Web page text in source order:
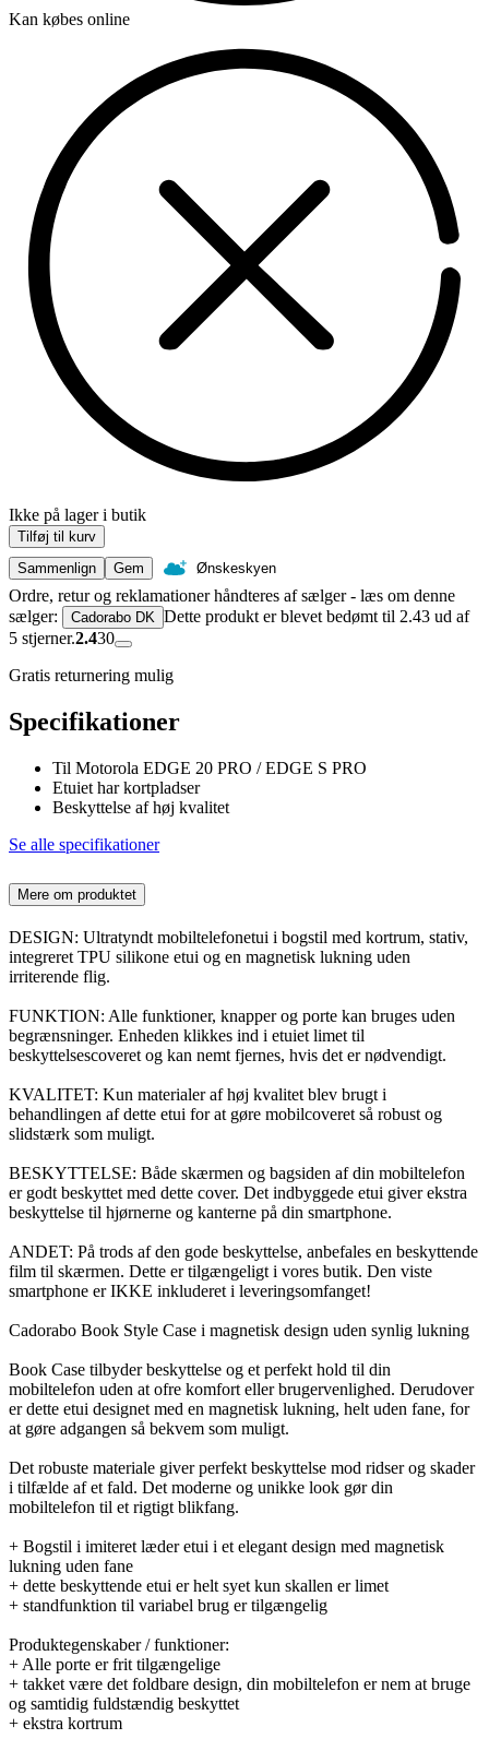
Kan købes online
Ikke på lager i butik
Tilføj til kurv
Sammenlign
Gem Ønskeskyen
Ordre, retur og reklamationer håndteres af sælger - læs om denne
sælger:
Cadorabo DK Dette produkt er blevet bedømt til 2.43 ud af
5 stjerner.2.430
Gratis returnering mulig
Specifikationer
Til Motorola EDGE 20 PRO / EDGE S PRO
Etuiet har kortpladser
Beskyttelse af høj kvalitet
Se alle specifikationer
Mere om produktet
DESIGN: Ultratyndt mobiltelefonetui i bogstil med kortrum, stativ,
integreret TPU silikone etui og en magnetisk lukning uden
irriterende flig.
FUNKTION: Alle funktioner, knapper og porte kan bruges uden
begrænsninger. Enheden klikkes ind i etuiet limet til
beskyttelsescoveret og kan nemt fjernes, hvis det er nødvendigt.
KVALITET: Kun materialer af høj kvalitet blev brugt i
behandlingen af dette etui for at gøre mobilcoveret så robust og
slidstærk som muligt.
BESKYTTELSE: Både skærmen og bagsiden af din mobiltelefon
er godt beskyttet med dette cover. Det indbyggede etui giver ekstra
beskyttelse til hjørnerne og kanterne på din smartphone.
ANDET: På trods af den gode beskyttelse, anbefales en beskyttende
film til skærmen. Dette er tilgængeligt i vores butik. Den viste
smartphone er IKKE inkluderet i leveringsomfanget!
Cadorabo Book Style Case i magnetisk design uden synlig lukning
Book Case tilbyder beskyttelse og et perfekt hold til din
mobiltelefon uden at ofre komfort eller brugervenlighed. Derudover
er dette etui designet med en magnetisk lukning, helt uden fane, for
at gøre adgangen så bekvem som muligt.
Det robuste materiale giver perfekt beskyttelse mod ridser og skader
i tilfælde af et fald. Det moderne og unikke look gør din
mobiltelefon til et rigtigt blikfang.
+ Bogstil i imiteret læder etui i et elegant design med magnetisk
lukning uden fane
+ dette beskyttende etui er helt syet kun skallen er limet
+ standfunktion til variabel brug er tilgængelig
Produktegenskaber / funktioner:
+ Alle porte er frit tilgængelige
+ takket være det foldbare design, din mobiltelefon er nem at bruge
og samtidig fuldstændig beskyttet
+ ekstra kortrum